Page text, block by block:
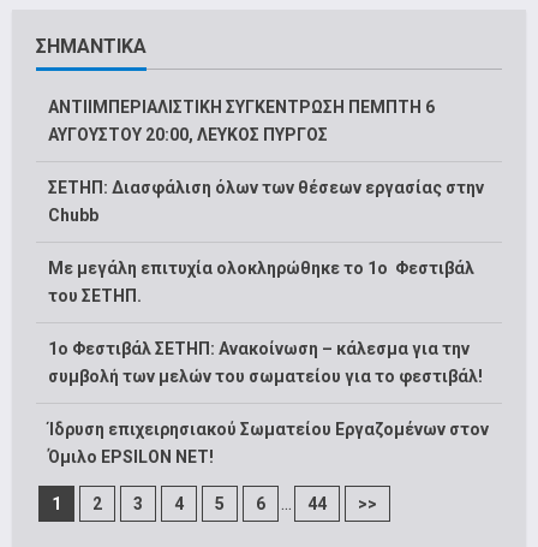
ΣΗΜΑΝΤΙΚΑ
ΑΝΤΙΙΜΠΕΡΙΑΛΙΣΤΙΚΗ ΣΥΓΚΕΝΤΡΩΣΗ ΠΕΜΠΤΗ 6
ΑΥΓΟΥΣΤΟΥ 20:00, ΛΕΥΚΟΣ ΠΥΡΓΟΣ
ΣΕΤΗΠ: Διασφάλιση όλων των θέσεων εργασίας στην
Chubb
Με μεγάλη επιτυχία ολοκληρώθηκε το 1ο Φεστιβάλ
του ΣΕΤΗΠ.
1o Φεστιβάλ ΣΕΤΗΠ: Ανακοίνωση – κάλεσμα για την
συμβολή των μελών του σωματείου για το φεστιβάλ!
Ίδρυση επιχειρησιακού Σωματείου Εργαζομένων στον
Όμιλο EPSILON NET!
1 2 3 4 5 6 ... 44 >>